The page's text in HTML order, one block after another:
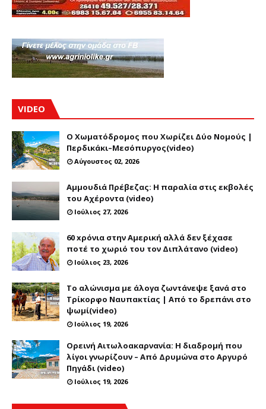
VIDEO
Ο Χωματόδρομος που Χωρίζει Δύο Νομούς |
Περδικάκι–Μεσόπυργος(video)
Αύγουστος 02, 2026
Αμμουδιά Πρέβεζας: Η παραλία στις εκβολές
του Αχέροντα (video)
Ιούλιος 27, 2026
60 xρόνια στην Αμερική αλλά δεν ξέχασε
ποτέ το χωριό του τον Διπλάτανο (video)
Ιούλιος 23, 2026
Το αλώνισμα με άλογα ζωντάνεψε ξανά στο
Τρίκορφο Ναυπακτίας | Από το δρεπάνι στο
ψωμί(video)
Ιούλιος 19, 2026
Ορεινή Αιτωλοακαρνανία: Η διαδρομή που
λίγοι γνωρίζουν – Από Δρυμώνα στο Αργυρό
Πηγάδι (video)
Ιούλιος 19, 2026